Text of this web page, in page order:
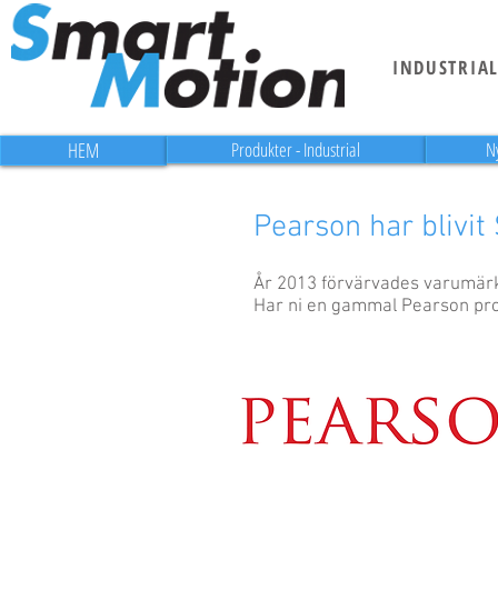
HEM Produkter - Industrial
Pearson har
År 2013 förvärvades
Har ni en gammal Pearson